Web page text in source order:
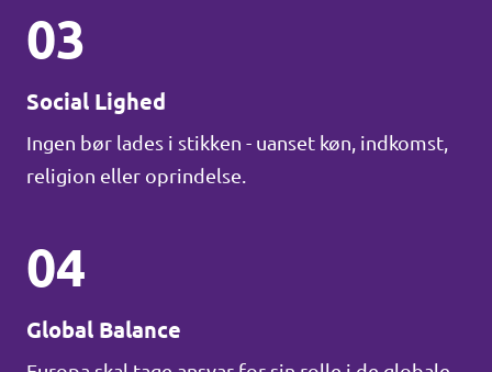
03
Social Lighed
Ingen bør lades i stikken - uanset køn, indkomst,
religion eller oprindelse.
04
Global Balance